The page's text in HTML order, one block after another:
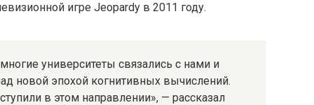
игре Jeopardy в 2011 году.
университеты связались с нами и
новой эпохой когнитивных вычислений.
в этом направлении», — рассказал